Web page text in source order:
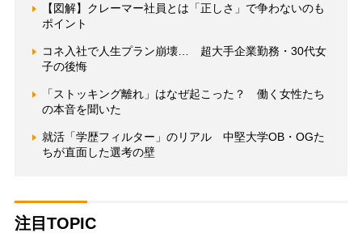
【図解】クレーマー社員とは「正しさ」で争わないのも
ポイント
コネ入社で人生プラン崩壊… 超大手企業勤務・30代女
子の後悔
「ストッキング離れ」はなぜ起こった？ 働く女性たち
の本音を聞いた
就活「学歴フィルター」のリアル 中堅大学OB・OGた
ちが直面した選考の壁
注目TOPIC